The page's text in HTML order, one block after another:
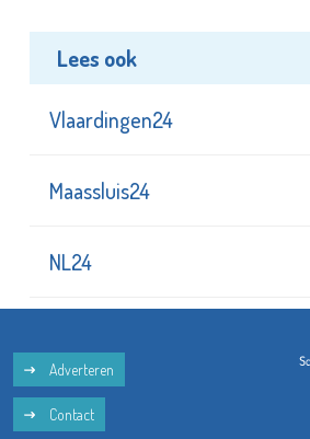
Lees ook
Vlaardingen24
Maassluis24
NL24
Adverteren
Contact